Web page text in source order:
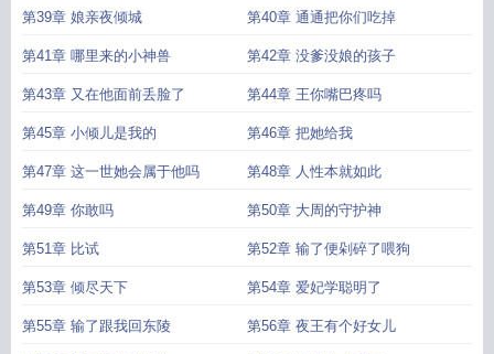
第39章 娘亲夜倾城 第40章 通通把你们吃掉
第41章 哪里来的小神兽 第42章 没爹没娘的孩子
第43章 又在他面前丢脸了 第44章 王你嘴巴疼吗
第45章 小倾儿是我的 第46章 把她给我
第47章 这一世她会属于他吗 第48章 人性本就如此
第49章 你敢吗 第50章 大周的守护神
第51章 比试 第52章 输了便剁碎了喂狗
第53章 倾尽天下 第54章 爱妃学聪明了
第55章 输了跟我回东陵 第56章 夜王有个好女儿